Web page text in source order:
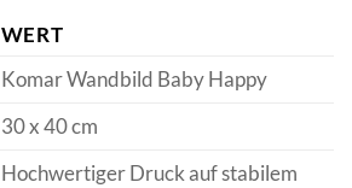
WERT
Komar Wandbild Baby Happy
30 x 40 cm
Hochwertiger Druck auf stabilem